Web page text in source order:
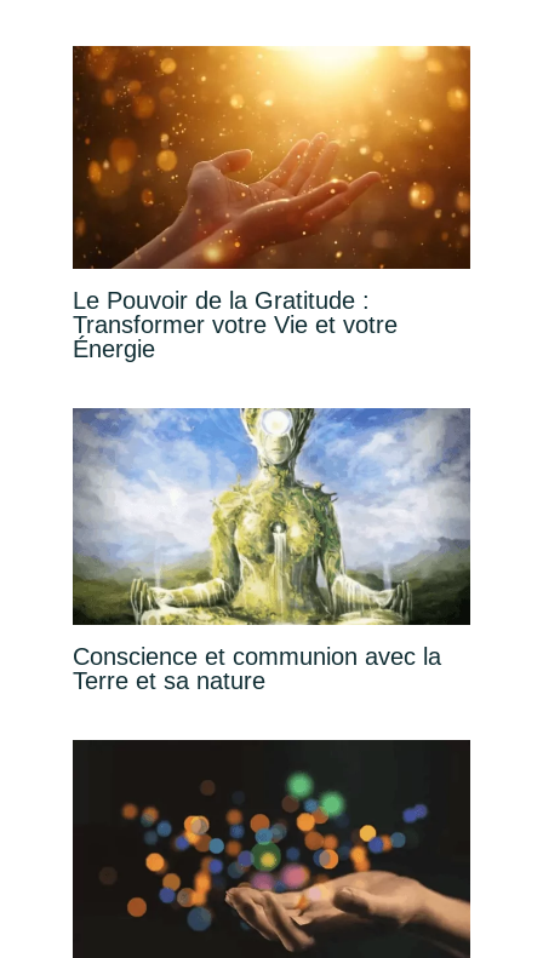
Le Pouvoir de la Gratitude :
Transformer votre Vie et votre
Énergie
Conscience et communion avec la
Terre et sa nature